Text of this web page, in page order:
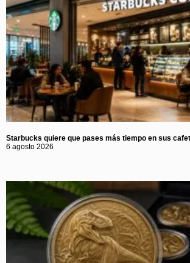
Starbucks quiere que pases más tiempo en sus
6 agosto 2026